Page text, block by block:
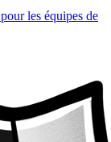
les équipes de